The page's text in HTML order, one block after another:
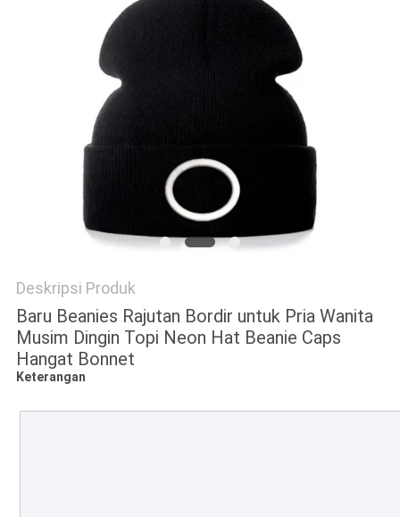
Deskripsi Produk
Baru Beanies Rajutan Bordir untuk Pria Wanita
Musim Dingin Topi Neon Hat Beanie Caps
Hangat Bonnet
Keterangan